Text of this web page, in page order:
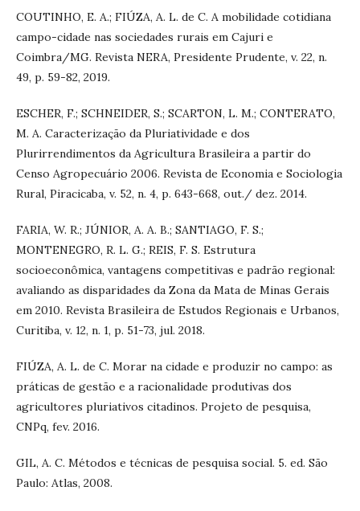
COUTINHO, E. A.; FIÚZA, A. L. de C. A mobilidade cotidiana
campo-cidade nas sociedades rurais em Cajuri e
Coimbra/MG. Revista NERA, Presidente Prudente, v. 22, n.
49, p. 59-82, 2019.
ESCHER, F.; SCHNEIDER, S.; SCARTON, L. M.; CONTERATO,
M. A. Caracterização da Pluriatividade e dos
Plurirrendimentos da Agricultura Brasileira a partir do
Censo Agropecuário 2006. Revista de Economia e Sociologia
Rural, Piracicaba, v. 52, n. 4, p. 643-668, out./ dez. 2014.
FARIA, W. R.; JÚNIOR, A. A. B.; SANTIAGO, F. S.;
MONTENEGRO, R. L. G.; REIS, F. S. Estrutura
socioeconômica, vantagens competitivas e padrão regional:
avaliando as disparidades da Zona da Mata de Minas Gerais
em 2010. Revista Brasileira de Estudos Regionais e Urbanos,
Curitiba, v. 12, n. 1, p. 51-73, jul. 2018.
FIÚZA, A. L. de C. Morar na cidade e produzir no campo: as
práticas de gestão e a racionalidade produtivas dos
agricultores pluriativos citadinos. Projeto de pesquisa,
CNPq, fev. 2016.
GIL, A. C. Métodos e técnicas de pesquisa social. 5. ed. São
Paulo: Atlas, 2008.